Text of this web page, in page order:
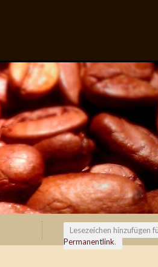
Lesezeichen hinzufügen
Permanentlink.